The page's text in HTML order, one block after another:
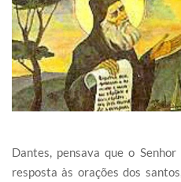
Dantes, pensava que o
resposta às orações dos